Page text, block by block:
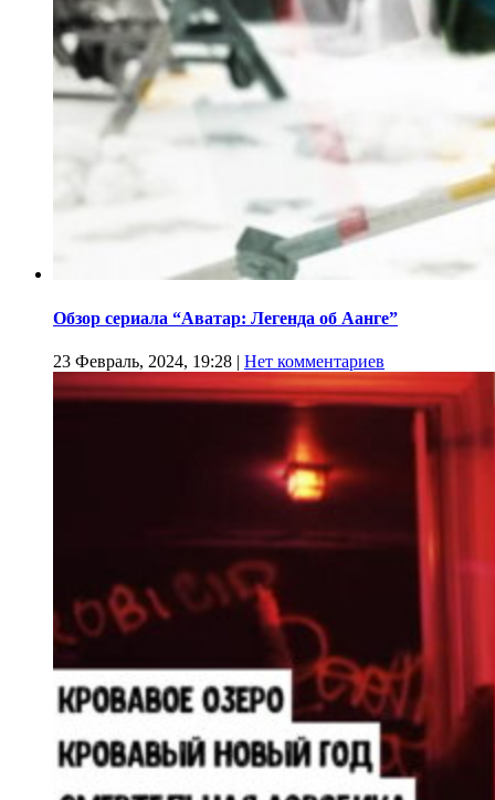
Обзор сериала “Аватар: Легенда об Аанге”
23 Февраль, 2024, 19:28 | Нет комментариев